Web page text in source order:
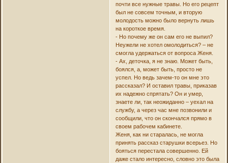
почти все нужные травы. Но его рецепт
был не совсем точным, и вторую
молодость можно было вернуть лишь
на короткое время.
- Но почему же он сам его не выпил?
Неужели не хотел омолодиться? – не
смогла удержаться от вопроса Женя.
- Ах, деточка, я не знаю. Может быть,
боялся, а, может быть, просто не
успел. Но ведь зачем-то он мне это
рассказал? И оставил травы, приказав
их надежно спрятать? Он и умер,
знаете ли, так неожиданно – уехал на
службу, а через час мне позвонили и
сообщили, что он скончался прямо в
своем рабочем кабинете.
Женя, как ни старалась, не могла
принять рассказ старушки всерьез. Но
бояться перестала совершенно. Ей
даже стало интересно, словно это была